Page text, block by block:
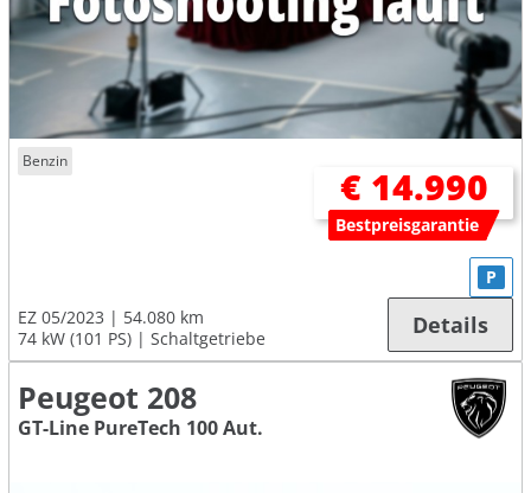
Benzin
€ 14.990
Bestpreisgarantie
EZ 05/2023
54.080 km
74 kW (101 PS)
Schaltgetriebe
P
Details
Peugeot 208
GT-Line PureTech 100 Aut.